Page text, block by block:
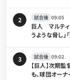
2 試合後 09:05
巨人 マルティ
うような脅し
3
試合後 09:02
【巨人】次期
も、球団オー